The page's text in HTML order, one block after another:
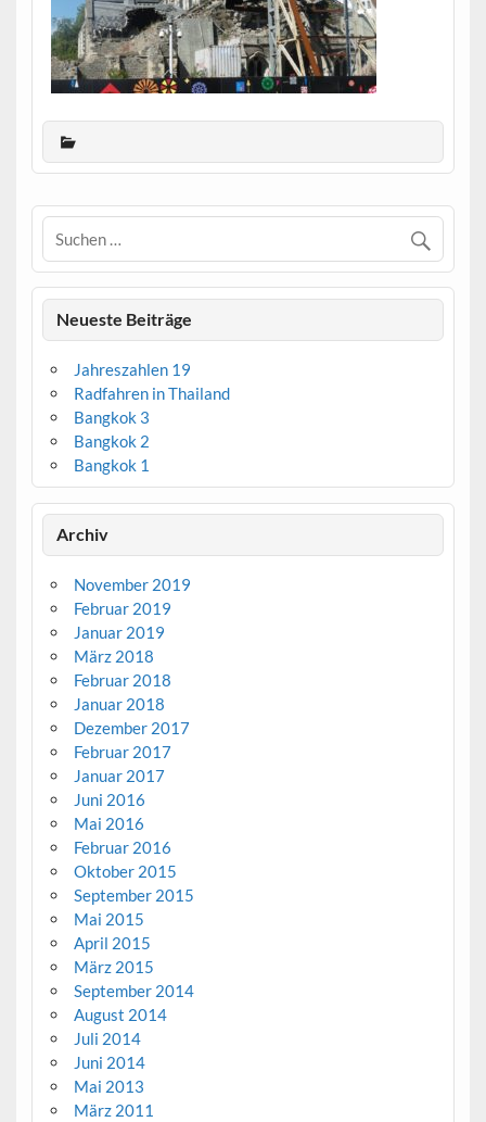
Neueste Beiträge
Jahreszahlen 19
Radfahren in Thailand
Bangkok 3
Bangkok 2
Bangkok 1
Archiv
November 2019
Februar 2019
Januar 2019
März 2018
Februar 2018
Januar 2018
Dezember 2017
Februar 2017
Januar 2017
Juni 2016
Mai 2016
Februar 2016
Oktober 2015
September 2015
Mai 2015
April 2015
März 2015
September 2014
August 2014
Juli 2014
Juni 2014
Mai 2013
März 2011